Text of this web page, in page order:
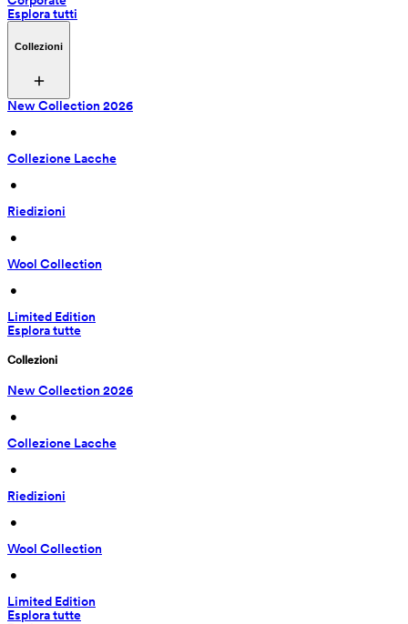
Esplora tutti
Collezioni
New Collection 2026
•
Collezione Lacche
•
Riedizioni
•
Wool Collection
•
Limited Edition
Esplora tutte
Collezioni
New Collection 2026
•
Collezione Lacche
•
Riedizioni
•
Wool Collection
•
Limited Edition
Esplora tutte